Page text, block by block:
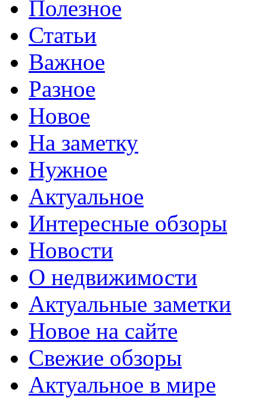
Полезное
Статьи
Важное
Разное
Новое
На заметку
Нужное
Актуальное
Интересные обзоры
Новости
О недвижимости
Актуальные заметки
Новое на сайте
Свежие обзоры
Актуальное в мире